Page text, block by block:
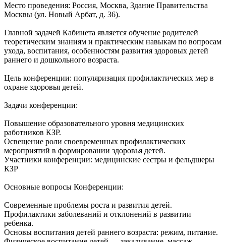
Место проведения: Россия, Москва, Здание Правительства
Москвы (ул. Новый Арбат, д. 36).
Главной задачей Кабинета является обучение родителей
теоретическим знаниям и практическим навыкам по вопросам
ухода, воспитания, особенностям развития здоровых детей
раннего и дошкольного возраста.
Цель конференции: популяризация профилактических мер в
охране здоровья детей.
Задачи конференции:
Повышение образовательного уровня медицинских
работников КЗР.
Освещение роли своевременных профилактических
мероприятий в формировании здоровья детей.
Участники конференции: медицинские сестры и фельдшеры
КЗР
Основные вопросы Конференции:
Современные проблемы роста и развития детей.
Профилактики заболеваний и отклонений в развитии
ребенка.
Основы воспитания детей раннего возраста: режим, питание.